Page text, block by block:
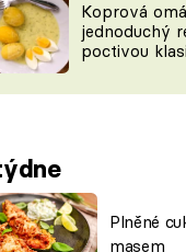
Koprová
jednoduchý
poctivou
Plněné
masem